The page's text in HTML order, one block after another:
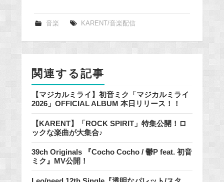
e
k
音楽 KARENT/音楽配信
関連する記事
【マジカルミライ】初音ミク「マジカルミライ
2026」OFFICIAL ALBUM 本日リリース！！
【KARENT】「ROCK SPIRIT」特集公開！ロ
ックな楽曲が大集合♪
39ch Originals 『Cocho Cocho / 鬱P feat. 初音
ミク』MV公開！